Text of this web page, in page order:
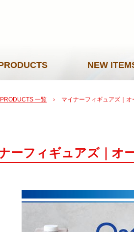
NEW
PRODUCTS 一覧 › マイナーフィギュアズ｜オ
ーフィギュアズ｜オ